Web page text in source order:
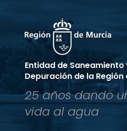
Entidad de Saneamiento
Depuración de la Región
25 años dando
vida al agua